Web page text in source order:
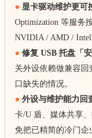
● 显卡驱动维护更可
Optimization 等服务
NVIDIA / AMD /
● 修复 USB 托盘「
关外设依赖做兼容
口缺失的情况。
● 外设与维护能力回
卡/U 盾、媒体共享
免把已精简的冷门企